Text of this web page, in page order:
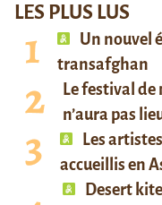
LES PLUS LUS
Un nouvel
transafghan
Le festival
n’aura pas
Les
accueillis en
Desert